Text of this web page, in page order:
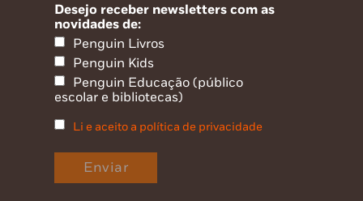
Desejo receber newsletters com as
novidades de:
Penguin Livros
Penguin Kids
Penguin Educação (público
escolar e bibliotecas)
Li e aceito a política de privacidade